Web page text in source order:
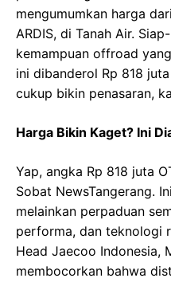
mengumumkan harga
ARDIS, di Tanah Air.
kemampuan offroad
ini dibanderol Rp 818
cukup bikin penasaran,
Harga Bikin Kaget? Ini
Yap, angka Rp 818 juta
Sobat NewsTangerang.
melainkan perpaduan
performa, dan teknologi
Head Jaecoo Indonesia,
membocorkan bahwa